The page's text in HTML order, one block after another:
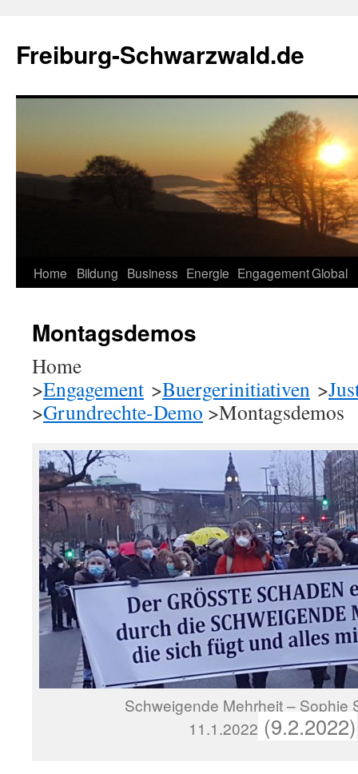
springen
Freiburg-Schwarzwald.de
Home Bildung Business Energie EngagementGlobal
Montagsdemos
Home
>Engagement >Buergerinitiativen >
>Grundrechte-Demo >Montagsdemos
Schweigende Mehrheit – Sophie
11.1.2022 (9.2.2022)